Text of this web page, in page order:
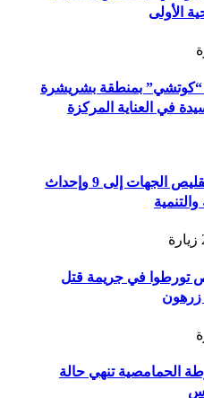
الأولى
بمنطقة بشريشرة
في العناية المركزة
تقسيم ترابي جديد بالمغرب: تقليص الجهات إلى 9 وإحداث
زيارة
يوقف 3 أشخاص تورطوا في جريمة قتل
زرهون
تاجراً.. شرطة الحمامصية تنهي حالة